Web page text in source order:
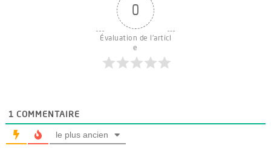
0
Évaluation de l'articl
e
1 COMMENTAIRE
le plus ancien